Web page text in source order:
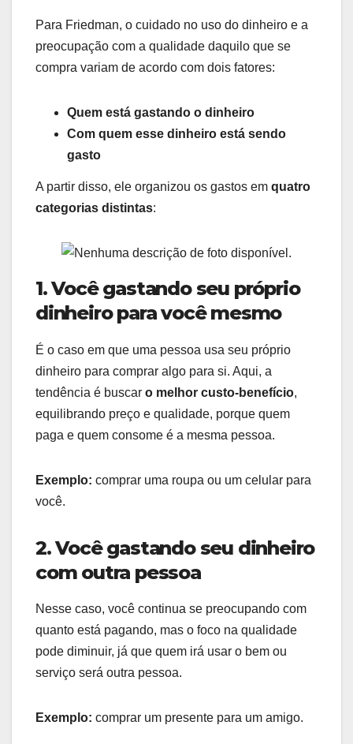
Para Friedman, o cuidado no uso do dinheiro e a
preocupação com a qualidade daquilo que se
compra variam de acordo com dois fatores:
Quem está gastando o dinheiro
Com quem esse dinheiro está sendo
gasto
A partir disso, ele organizou os gastos em quatro
categorias distintas:
1. Você gastando seu próprio
dinheiro para você mesmo
É o caso em que uma pessoa usa seu próprio
dinheiro para comprar algo para si. Aqui, a
tendência é buscar o melhor custo-benefício,
equilibrando preço e qualidade, porque quem
paga e quem consome é a mesma pessoa.
Exemplo: comprar uma roupa ou um celular para
você.
2. Você gastando seu dinheiro
com outra pessoa
Nesse caso, você continua se preocupando com
quanto está pagando, mas o foco na qualidade
pode diminuir, já que quem irá usar o bem ou
serviço será outra pessoa.
Exemplo: comprar um presente para um amigo.